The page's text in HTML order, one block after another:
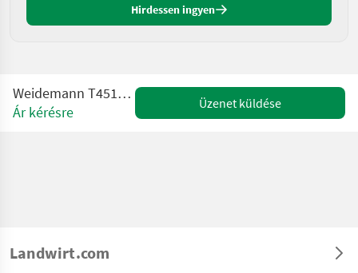
Hirdessen ingyen
Weidemann T4512 Teleskoplader
Ár kérésre
Üzenet küldése
Landwirt.com